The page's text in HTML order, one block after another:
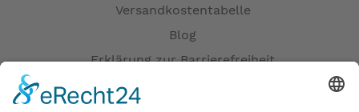
Versandkostentabelle
Blog
Erklärung zur Barrierefreiheit